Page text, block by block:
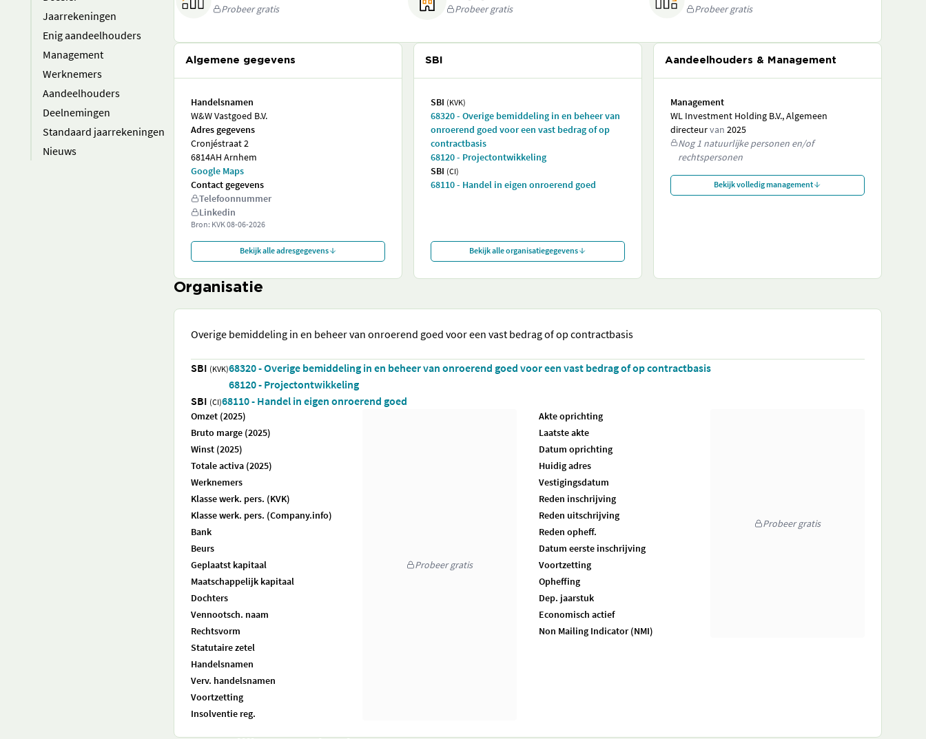
Jaarrekeningen
Enig aandeelhouders
Management
Werknemers
Aandeelhouders
Deelnemingen
Standaard jaarrekeningen
Nieuws
Probeer gratis
Probeer gratis
Probeer gratis
Algemene gegevens
Handelsnamen
W&W Vastgoed B.V.
Adres gegevens
Cronjéstraat 2
6814AH Arnhem
Google Maps
Contact gegevens
Telefoonnummer
Linkedin
Bron: KVK08-06-2026
Bekijk alle adresgegevens
SBI
SBI (KVK)
68320 - Overige bemiddeling in en beheer van
onroerend goed voor een vast bedrag of op
contractbasis
68120 - Projectontwikkeling
SBI (CI)
68110 - Handel in eigen onroerend goed
Bekijk alle organisatiegegevens
Aandeelhouders & Management
Management
WL Investment Holding B.V., Algemeen
directeurvan 2025
Nog 1 natuurlijke personen en/of
rechtspersonen
Bekijk volledig management
Organisatie
Overige bemiddeling in en beheer van onroerend goed voor een vast bedrag of op contractbasis
SBI (KVK)68320 - Overige bemiddeling in en beheer van onroerend goed voor een vast bedrag of op contractbasis
68120 - Projectontwikkeling
SBI (CI)68110 - Handel in eigen onroerend goed
Omzet (2025)
Bruto marge (2025)
Winst (2025)
Totale activa (2025)
Werknemers
Klasse werk. pers. (KVK)
Klasse werk. pers. (Company.info)
Bank
Beurs
Geplaatst kapitaal
Maatschappelijk kapitaal
Dochters
Vennootsch. naam
Rechtsvorm
Statutaire zetel
Handelsnamen
Verv. handelsnamen
Voortzetting
Insolventie reg.
Probeer gratis
Akte oprichting
Laatste akte
Datum oprichting
Huidig adres
Vestigingsdatum
Reden inschrijving
Reden uitschrijving
Reden opheff.
Datum eerste inschrijving
Voortzetting
Opheffing
Dep. jaarstuk
Economisch actief
Non Mailing Indicator (NMI)
Probeer gratis